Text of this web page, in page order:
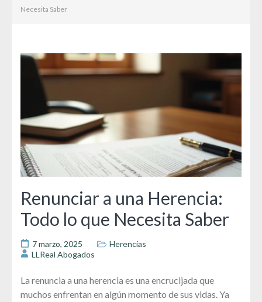
Necesita Saber
Renunciar a una Herencia:
Todo lo que Necesita Saber
7 marzo, 2025
Herencias
LLReal Abogados
La renuncia a una herencia es una encrucijada que
muchos enfrentan en algún momento de sus vidas. Ya